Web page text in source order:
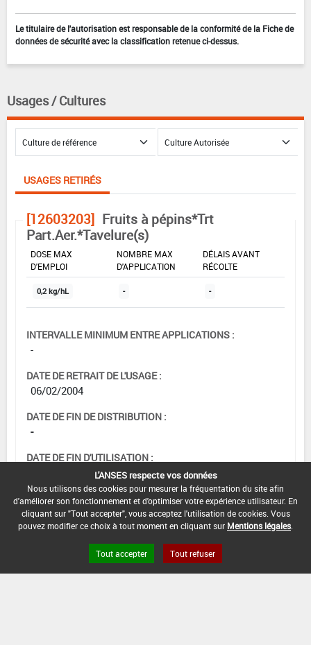
Le titulaire de l'autorisation est responsable de la conformité de la Fiche de
données de sécurité avec la classification retenue ci-dessus.
Usages / Cultures
USAGES RETIRÉS
[12603203] Fruits à pépins*Trt
Part.Aer.*Tavelure(s)
DOSE MAX
D'EMPLOI
NOMBRE MAX
D'APPLICATION
DÉLAIS AVANT
RÉCOLTE
0,2 kg/hL - -
INTERVALLE MINIMUM ENTRE APPLICATIONS :
-
DATE DE RETRAIT DE L'USAGE :
06/02/2004
DATE DE FIN DE DISTRIBUTION :
-
DATE DE FIN D'UTILISATION :
L'ANSES respecte vos données
Nous utilisons des cookies pour mesurer la fréquentation du site afin
d'améliorer son fonctionnement et d'optimiser votre expérience utilisateur. En
cliquant sur "Tout accepter", vous acceptez l'utilisation de cookies. Vous
pouvez modifier ce choix à tout moment en cliquant sur Mentions légales
Tout accepter Tout refuser